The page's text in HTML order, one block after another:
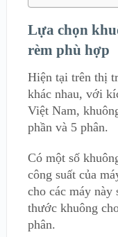
Lựa chọn
rèm phù hợp
Hiện tại trên thị
khác nhau, với
Việt Nam,
phần và 5 phân.
Có một số
công suất của
cho các máy
thước khuông
phân.